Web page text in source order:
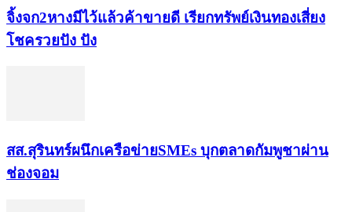
จิ้งจก​2​หาง​มีไว้แล้ว​ค้าขาย​ดี​ เรียก​ทรัพย์เงินทอง​เสี่ยง
โชค​รวยปัง​ ปัง​
สส.สุรินทร์ผนึกเครือข่ายSMEs บุกตลาดกัมพูชาผ่าน
ช่องจอม